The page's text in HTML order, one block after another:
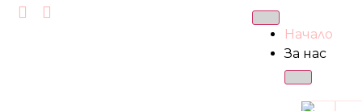
Начало
За нас